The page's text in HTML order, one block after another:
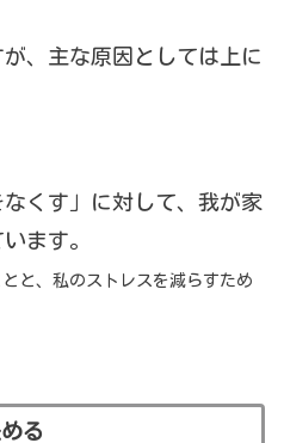
、主な原因としては上に
なくす」に対して、我が家
ます。
と、私のストレスを減らすため
る